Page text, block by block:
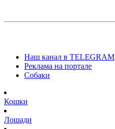
Наш канал в TELEGRAM
Реклама на портале
Собаки
Кошки
Лошади